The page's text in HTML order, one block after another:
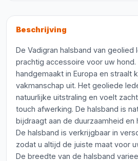
Beschrijving
De Vadigran halsband van geolied
prachtig accessoire voor uw hond.
handgemaakt in Europa en straalt
vakmanschap uit. Het geoliede
natuurlijke uitstraling en voelt
touch afwerking. De halsband is
bijdraagt aan de duurzaamheid en
De halsband is verkrijgbaar in
zodat u altijd de juiste maat voor
De breedte van de halsband